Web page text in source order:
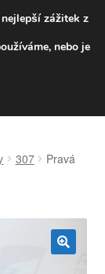
494
307
Pravá
zážitek z
nebo je